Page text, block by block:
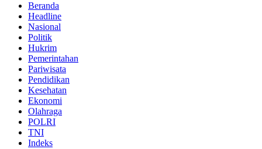
Beranda
Headline
Nasional
Politik
Hukrim
Pemerintahan
Pariwisata
Pendidikan
Kesehatan
Ekonomi
Olahraga
POLRI
TNI
Indeks